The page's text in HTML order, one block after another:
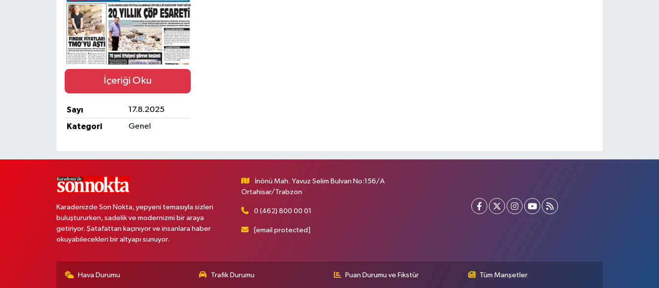
İçeriği Oku
Sayı
17.8.2025
Kategori
Genel
Karadenizde Son Nokta, yepyeni temasıyla sizleri
buluştururken, sadelik ve modernizmi bir araya
getiriyor. Şatafattan kaçınıyor ve insanlara haber
okuyabilecekleri bir altyapı sunuyor.
İnönü Mah. Yavuz Selim Bulvarı No:156/A
Ortahisar/Trabzon
0 (462) 800 00 01
[email protected]
Hava Durumu Trafik Durumu Puan Durumu ve Fikstür Tüm Manşetler